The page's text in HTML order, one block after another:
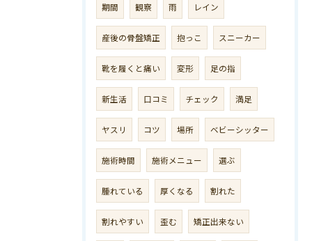
期間 観察 雨 レイン
産後の骨盤矯正 抱っこ スニーカー
靴を履くと痛い 変形 足の指
新生活 口コミ チェック 満足
ヤスリ コツ 場所 ベビーシッター
施術時間 施術メニュー 選ぶ
腫れている 厚くなる 割れた
割れやすい 歪む 矯正出来ない